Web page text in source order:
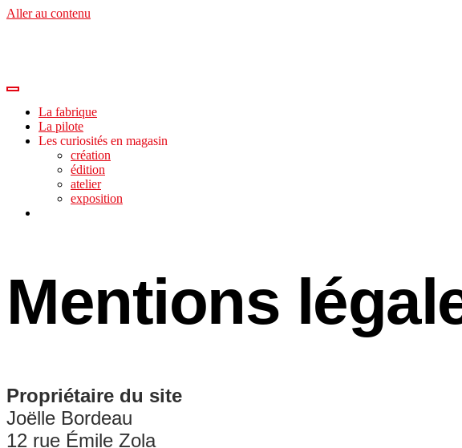
Aller au contenu
La fabrique
La pilote
Les curiosités en magasin
création
édition
atelier
exposition
Mentions
Propriétaire du site
Joëlle Bordeau
12 rue Émile Zola